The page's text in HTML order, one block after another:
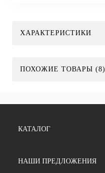
ХАРАКТЕРИСТИКИ
ПОХОЖИЕ ТОВАРЫ (8)
КАТАЛОГ
НАШИ ПРЕДЛОЖЕНИЯ